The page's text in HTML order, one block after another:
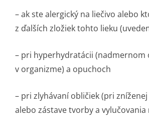
– ak ste alergický na liečivo alebo
z ďalších zložiek tohto lieku
– pri hyperhydratácii (nadmernom
v organizme) a opuchoch
– pri zlyhávaní obličiek (pri
alebo zástave tvorby a vylučovania